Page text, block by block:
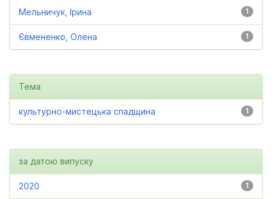
1
Мельничук, Ірина
1
Євмененко, Олена
Тема
1
культурно-мистецька спадщина
за датою випуску
1
2020